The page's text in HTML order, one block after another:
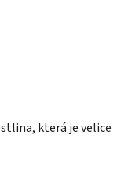
která je velice